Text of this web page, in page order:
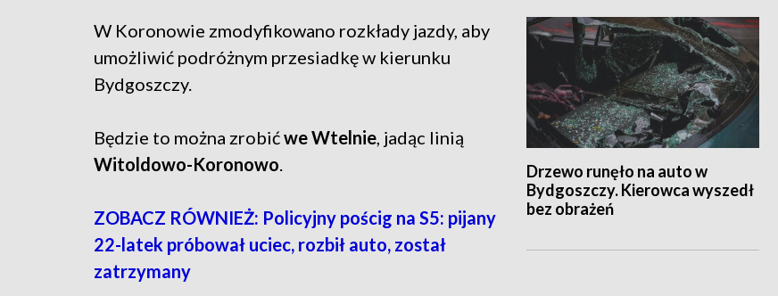
Drzewo runęło na auto w
Bydgoszczy. Kierowca wyszedł
bez obrażeń
W Koronowie zmodyfikowano rozkłady jazdy, aby
umożliwić podróżnym przesiadkę w kierunku
Bydgoszczy.
Będzie to można zrobićwe Wtelnie, jadąc linią
Witoldowo-Koronowo.
ZOBACZ RÓWNIEŻ: Policyjny pościg na S5: pijany
22-latek próbował uciec, rozbił auto, został
zatrzymany